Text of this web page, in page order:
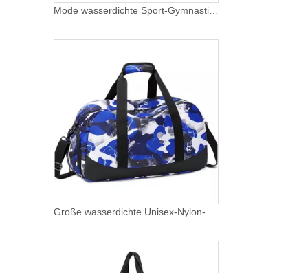
Mode wasserdichte Sport-Gymnastik-Eignungs-Nylontasche mit anpassbarem Logo im Schuhkarton, tragbare Seesack-Frauen-Reisetasche
Große wasserdichte Unisex-Nylon-Logo-Fitness-Trocken-Nass-getrennte Sport-Reisetasche mit Schuhfach